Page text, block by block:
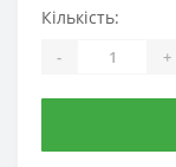
Кількість:
- +